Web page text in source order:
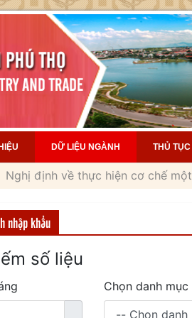
DỮ LIỆU NGÀNH THỦ
định về thực hiện cơ chế một
nhập khẩu
số liệu
Chọn danh mục